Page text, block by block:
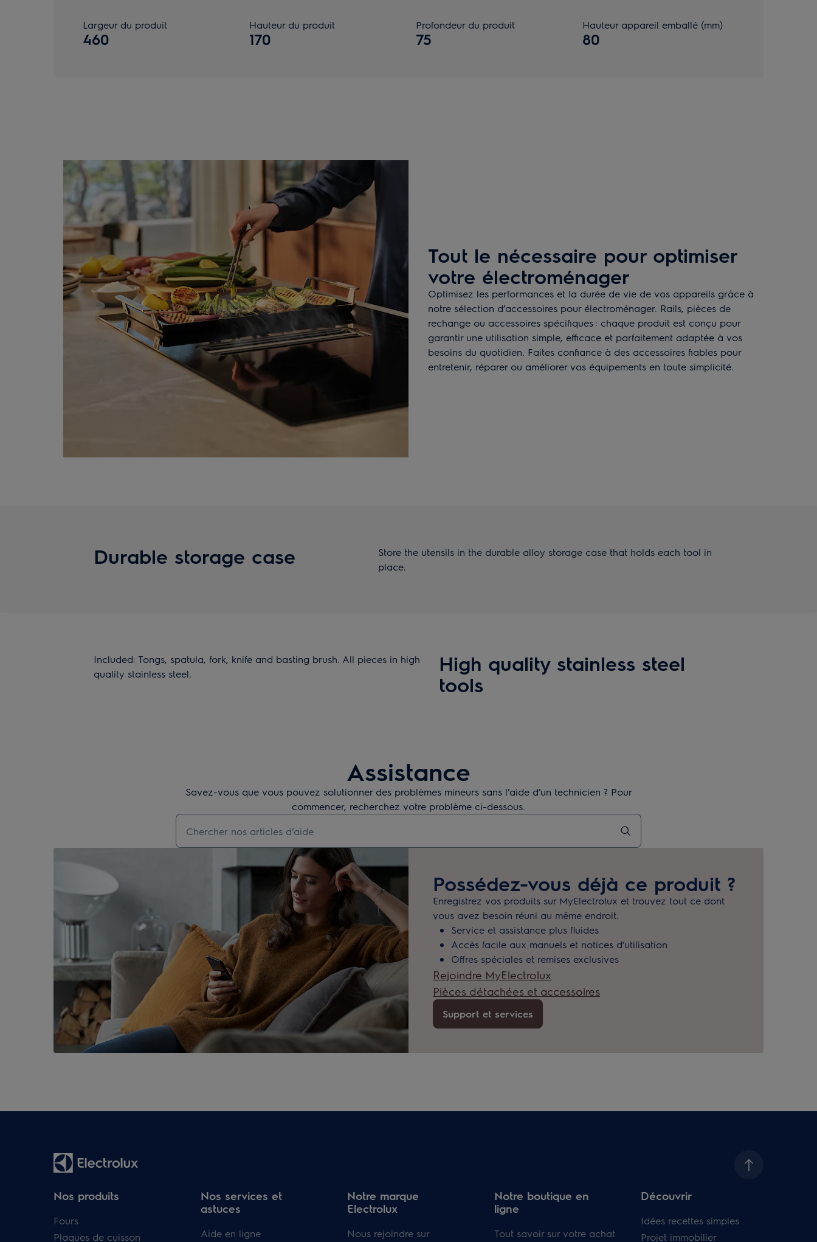
Largeur du produit
460
Hauteur du produit
170
Profondeur du produit
75
Hauteur appareil emballé (mm)
80
Tout le nécessaire pour optimiser
votre électroménager
Optimisez les performances et la durée de vie de vos appareils grâce à
notre sélection d’accessoires pour électroménager. Rails, pièces de
rechange ou accessoires spécifiques : chaque produit est conçu pour
garantir une utilisation simple, efficace et parfaitement adaptée à vos
besoins du quotidien. Faites confiance à des accessoires fiables pour
entretenir, réparer ou améliorer vos équipements en toute simplicité.
Durable storage case
Store the utensils in the durable alloy storage case that holds each tool in
place.
High quality stainless steel
tools
Included: Tongs, spatula, fork, knife and basting brush. All pieces in high
quality stainless steel.
Assistance
Savez-vous que vous pouvez solutionner des problèmes mineurs sans l’aide d’un technicien ? Pour
commencer, recherchez votre problème ci-dessous.
Taper pour rechercher des articles de conseils
Possédez-vous déjà ce produit ?
Enregistrez vos produits sur MyElectrolux et trouvez tout ce dont
vous avez besoin réuni au même endroit.
Service et assistance plus fluides
Accès facile aux manuels et notices d’utilisation
Offres spéciales et remises exclusives
Rejoindre MyElectrolux
Pièces détachées et accessoires
Support et services
Nos produits
Fours
Plaques de cuisson
Nos services et
astuces
Aide en ligne
Notre marque
Electrolux
Nous rejoindre sur
Notre boutique en
ligne
Tout savoir sur votre achat
Découvrir
Idées recettes simples
Projet immobilier